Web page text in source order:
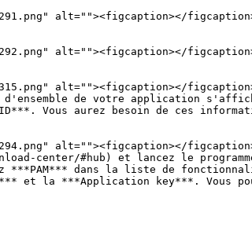
d'ensemble de votre application
aurez besoin de ces
center/#hub) et lancez le
dans la liste de
et la ***Application key***. Vous